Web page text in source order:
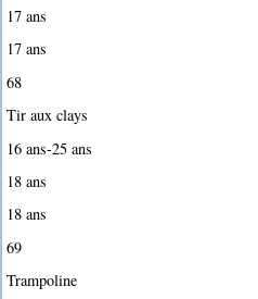
17 ans
17 ans
68
Tir aux clays
16 ans-25 ans
18 ans
18 ans
69
Trampoline